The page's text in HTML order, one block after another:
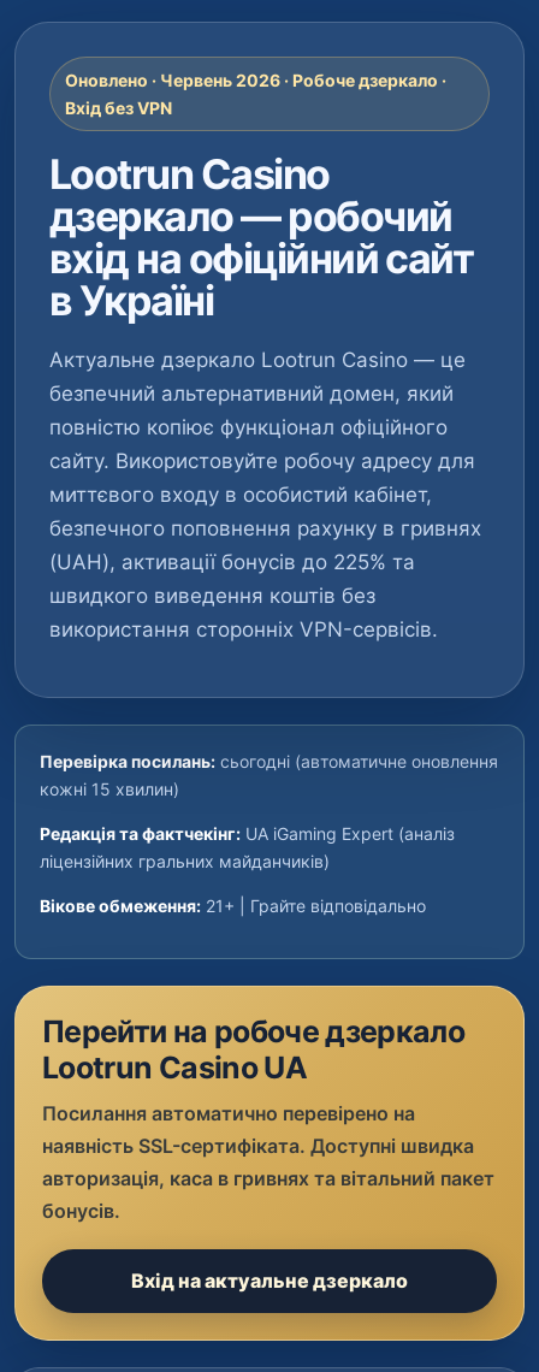
Оновлено · Червень 2026 · Робоче дзеркало ·
Вхід без VPN
Lootrun Casino
дзеркало — робочий
вхід на офіційний сайт
в Україні
Актуальне дзеркало Lootrun Casino — це
безпечний альтернативний домен, який
повністю копіює функціонал офіційного
сайту. Використовуйте робочу адресу для
миттєвого входу в особистий кабінет,
безпечного поповнення рахунку в гривнях
(UAH), активації бонусів до 225% та
швидкого виведення коштів без
використання сторонніх VPN-сервісів.
Перевірка посилань: сьогодні (автоматичне оновлення
кожні 15 хвилин)
Редакція та фактчекінг: UA iGaming Expert (аналіз
ліцензійних гральних майданчиків)
Вікове обмеження: 21+ | Грайте відповідально
Перейти на робоче дзеркало
Lootrun Casino UA
Посилання автоматично перевірено на
наявність SSL-сертифіката. Доступні швидка
авторизація, каса в гривнях та вітальний пакет
бонусів.
Вхід на актуальне дзеркало